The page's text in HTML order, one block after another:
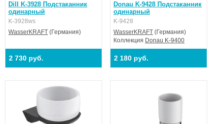
Dill K-3928 Подстаканник
одинарный
K-3928ws
WasserKRAFT (Германия)
2 730 руб.
Donau K-9428 Подстаканник
одинарный
K-9428
WasserKRAFT (Германия)
Коллекция Donau K-9400
2 180 руб.